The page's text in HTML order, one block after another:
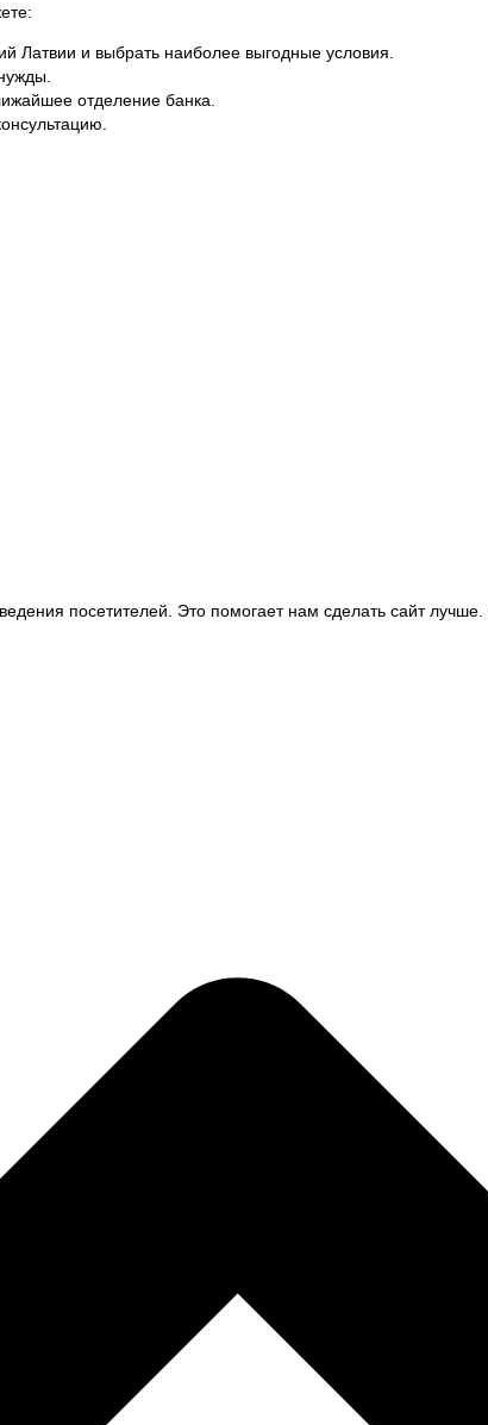
Латвии и выбрать наиболее выгодные условия.
отделение банка.
посетителей. Это помогает нам сделать сайт лучше.